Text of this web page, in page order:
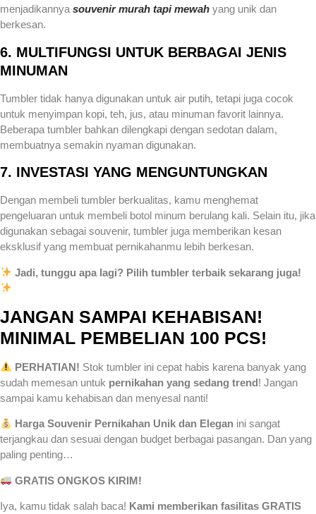
menjadikannya souvenir murah tapi mewah yang unik dan
berkesan.
6. MULTIFUNGSI UNTUK BERBAGAI JENIS
MINUMAN
Tumbler tidak hanya digunakan untuk air putih, tetapi juga cocok
untuk menyimpan kopi, teh, jus, atau minuman favorit lainnya.
Beberapa tumbler bahkan dilengkapi dengan sedotan dalam,
membuatnya semakin nyaman digunakan.
7. INVESTASI YANG MENGUNTUNGKAN
Dengan membeli tumbler berkualitas, kamu menghemat
pengeluaran untuk membeli botol minum berulang kali. Selain itu, jika
digunakan sebagai souvenir, tumbler juga memberikan kesan
eksklusif yang membuat pernikahanmu lebih berkesan.
Jadi, tunggu apa lagi? Pilih tumbler terbaik sekarang juga!
JANGAN SAMPAI KEHABISAN!
MINIMAL PEMBELIAN 100 PCS!
PERHATIAN! Stok tumbler ini cepat habis karena banyak yang
sudah memesan untuk pernikahan yang sedang trend! Jangan
sampai kamu kehabisan dan menyesal nanti!
Harga Souvenir Pernikahan Unik dan Elegan ini sangat
terjangkau dan sesuai dengan budget berbagai pasangan. Dan yang
paling penting…
GRATIS ONGKOS KIRIM!
Iya, kamu tidak salah baca! Kami memberikan fasilitas GRATIS